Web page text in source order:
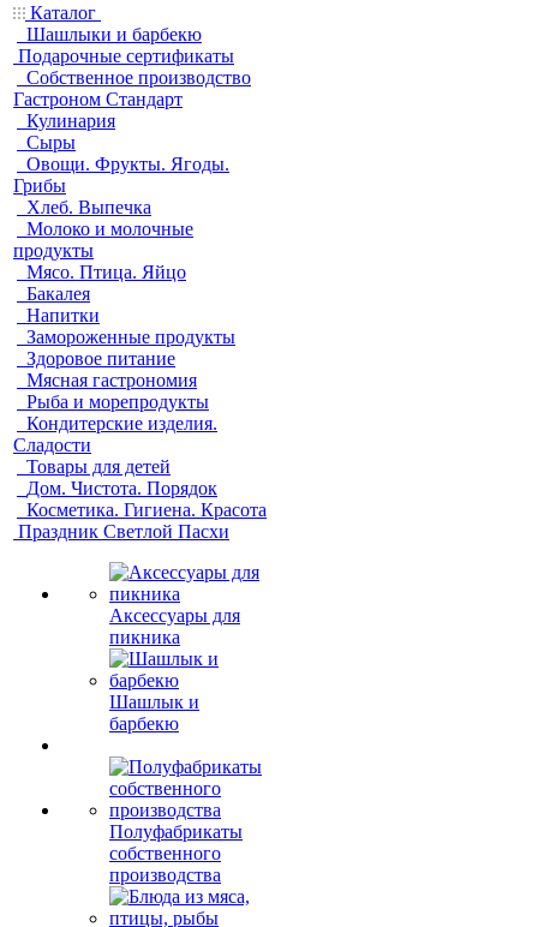
Каталог
Шашлыки и барбекю
Подарочные сертификаты
Собственное производство
Гастроном Стандарт
Кулинария
Сыры
Овощи. Фрукты. Ягоды.
Грибы
Хлеб. Выпечка
Молоко и молочные
продукты
Мясо. Птица. Яйцо
Бакалея
Напитки
Замороженные продукты
Здоровое питание
Мясная гастрономия
Рыба и морепродукты
Кондитерские изделия.
Сладости
Товары для детей
Дом. Чистота. Порядок
Косметика. Гигиена. Красота
Праздник Светлой Пасхи
Аксессуары для
пикника
Шашлык и
барбекю
Полуфабрикаты
собственного
производства